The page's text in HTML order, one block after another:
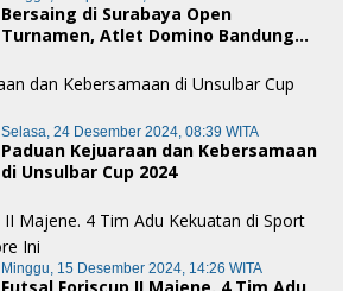
Bersaing di Surabaya Open
Turnamen, Atlet Domino Bandung
Selasa, 24 Desember 2024, 08:39 WITA
Paduan Kejuaraan dan Kebersamaan
di Unsulbar Cup 2024
Minggu, 15 Desember 2024, 14:26 WITA